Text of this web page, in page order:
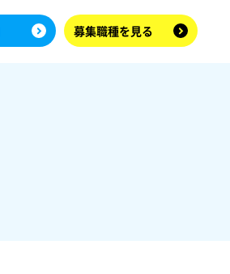
募集職種を見る